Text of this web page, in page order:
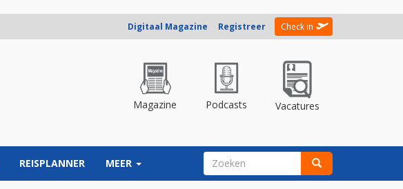
Digitaal Magazine Registreer Check in
Magazine Podcasts Vacatures
REISPLANNER MEER ZOEKVELD